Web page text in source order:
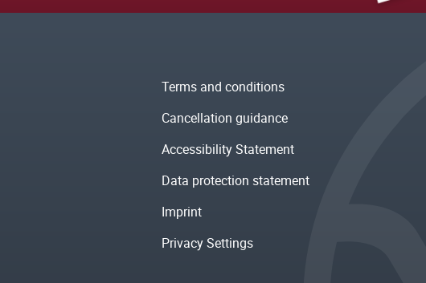
Terms and conditions
Cancellation guidance
Accessibility Statement
Data protection statement
Imprint
Privacy Settings